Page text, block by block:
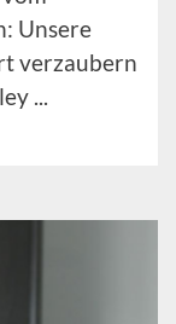
Unsere
verzaubern
...